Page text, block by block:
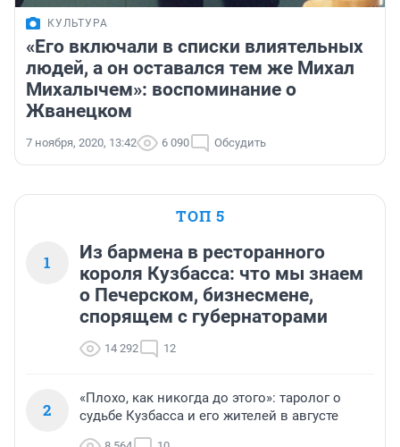
КУЛЬТУРА
«Его включали в списки влиятельных
людей, а он оставался тем же Михал
Михалычем»: воспоминание о
Жванецком
7 ноября, 2020, 13:42 6 090 Обсудить
ТОП 5
1
Из бармена в ресторанного
короля Кузбасса: что мы знаем
о Печерском, бизнесмене,
спорящем с губернаторами
14 292 12
2
«Плохо, как никогда до этого»: таролог о
судьбе Кузбасса и его жителей в августе